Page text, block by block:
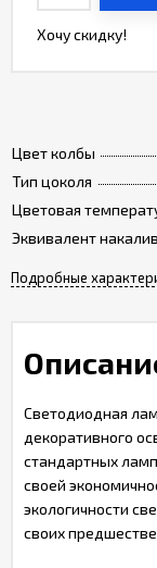
Цвет колбы
Тип цоколя
Цветовая
Эквивалент
Подробные
Хочу скидку!
Светодиодная
декоративного
стандартных
своей
экологичности
своих